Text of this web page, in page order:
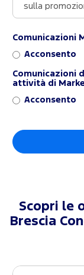
Comunicazioni
Acconsento
Comunicazioni
attività di
Acconsento
Scopri le
Brescia